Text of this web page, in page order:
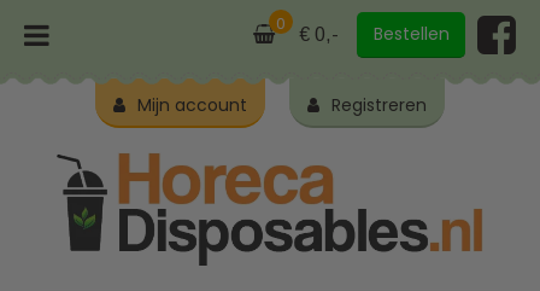
0 € 0,- Bestellen
Mijn account Registreren